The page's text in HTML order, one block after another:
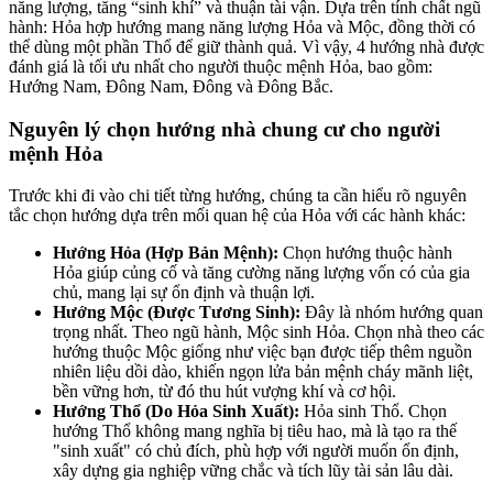
năng lượng, tăng “sinh khí” và thuận tài vận. Dựa trên tính chất ngũ
hành: Hỏa hợp hướng mang năng lượng Hỏa và Mộc, đồng thời có
thể dùng một phần Thổ để giữ thành quả. Vì vậy, 4 hướng nhà được
đánh giá là tối ưu nhất cho người thuộc mệnh Hỏa, bao gồm:
Hướng Nam, Đông Nam, Đông và Đông Bắc.
Nguyên lý chọn hướng nhà chung cư cho người
mệnh Hỏa
Trước khi đi vào chi tiết từng hướng, chúng ta cần hiểu rõ nguyên
tắc chọn hướng dựa trên mối quan hệ của Hỏa với các hành khác:
Hướng Hỏa (Hợp Bản Mệnh): Chọn hướng thuộc hành
Hỏa giúp củng cố và tăng cường năng lượng vốn có của gia
chủ, mang lại sự ổn định và thuận lợi.
Hướng Mộc (Được Tương Sinh): Đây là nhóm hướng quan
trọng nhất. Theo ngũ hành, Mộc sinh Hỏa. Chọn nhà theo các
hướng thuộc Mộc giống như việc bạn được tiếp thêm nguồn
nhiên liệu dồi dào, khiến ngọn lửa bản mệnh cháy mãnh liệt,
bền vững hơn, từ đó thu hút vượng khí và cơ hội.
Hướng Thổ (Do Hỏa Sinh Xuất): Hỏa sinh Thổ. Chọn
hướng Thổ không mang nghĩa bị tiêu hao, mà là tạo ra thế
"sinh xuất" có chủ đích, phù hợp với người muốn ổn định,
xây dựng gia nghiệp vững chắc và tích lũy tài sản lâu dài.